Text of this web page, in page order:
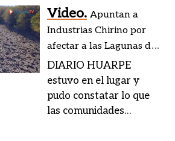
Video. Apuntan a
Industrias Chirino por
afectar a las Lagunas de
Guanacache
DIARIO HUARPE
estuvo en el lugar y
pudo constatar lo que
las comunidades